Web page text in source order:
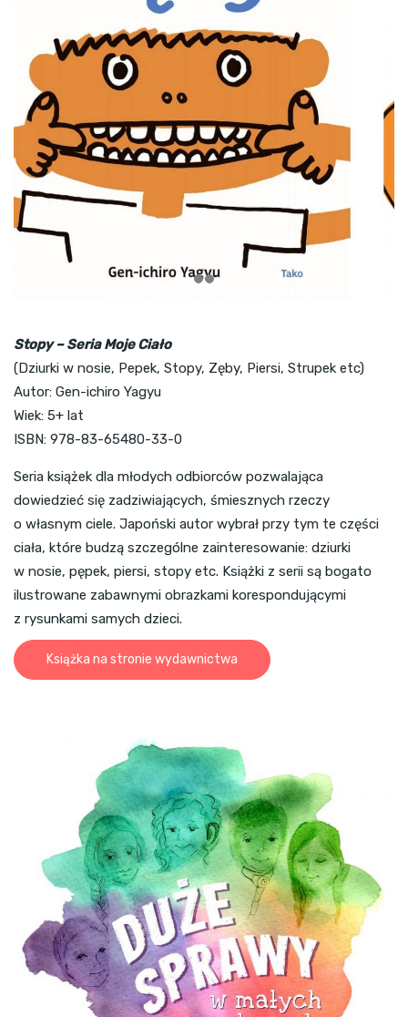
Stopy – Seria Moje Ciało
(Dziurki w nosie, Pepek, Stopy, Zęby, Piersi, Strupek etc)
Autor: Gen-ichiro Yagyu
Wiek: 5+ lat
ISBN: 978-83-65480-33-0
Seria książek dla młodych odbiorców pozwalająca
dowiedzieć się zadziwiających, śmiesznych rzeczy
o własnym ciele. Japoński autor wybrał przy tym te części
ciała, które budzą szczególne zainteresowanie: dziurki
w nosie, pępek, piersi, stopy etc. Książki z serii są bogato
ilustrowane zabawnymi obrazkami korespondującymi
z rysunkami samych dzieci.
Książka na stronie wydawnictwa